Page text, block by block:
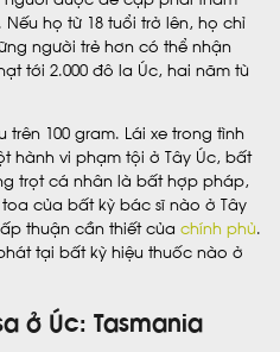
họ từ 18 tuổi trở lên, họ chỉ
người trẻ hơn có thể nhận
tới 2.000 đô la Úc, hai năm tù
100 gram. Lái xe trong tình
hành vi phạm tội ở Tây Úc, bất
trọt cá nhân là bất hợp pháp,
của bất kỳ bác sĩ nào ở Tây
thuận cần thiết của chính phủ
tại bất kỳ hiệu thuốc nào ở
ở Úc: Tasmania